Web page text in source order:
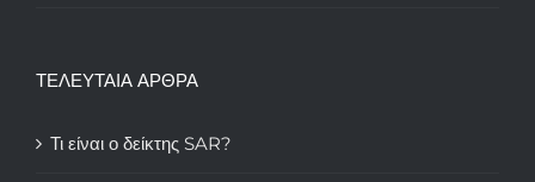
ΤΕΛΕΥΤΑΙΑ ΑΡΘΡΑ
Τι είναι ο δείκτης SAR?